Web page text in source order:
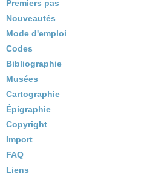
Premiers pas
Nouveautés
Mode d'emploi
Codes
Bibliographie
Musées
Cartographie
Épigraphie
Copyright
Import
FAQ
Liens